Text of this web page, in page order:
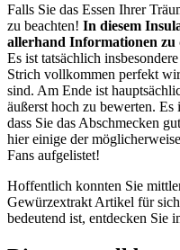
Falls Sie das Essen Ihrer
zu beachten! In diesem
allerhand Informationen
Es ist tatsächlich
Strich vollkommen perfekt
sind. Am Ende ist
äußerst hoch zu bewerten.
dass Sie das Abschmecken
hier einige der
Fans aufgelistet!
Hoffentlich konnten Sie
Gewürzextrakt Artikel für
bedeutend ist, entdecken Sie